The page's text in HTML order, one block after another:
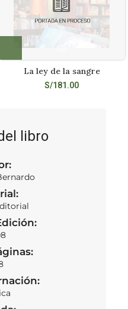
La ley de la sangre
S/181.00
libro